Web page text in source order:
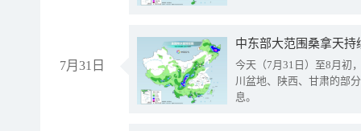
7月31日
中东部大范围桑拿天
今天（7月31日）至8月初
川盆地、陕西、甘肃的部
息。